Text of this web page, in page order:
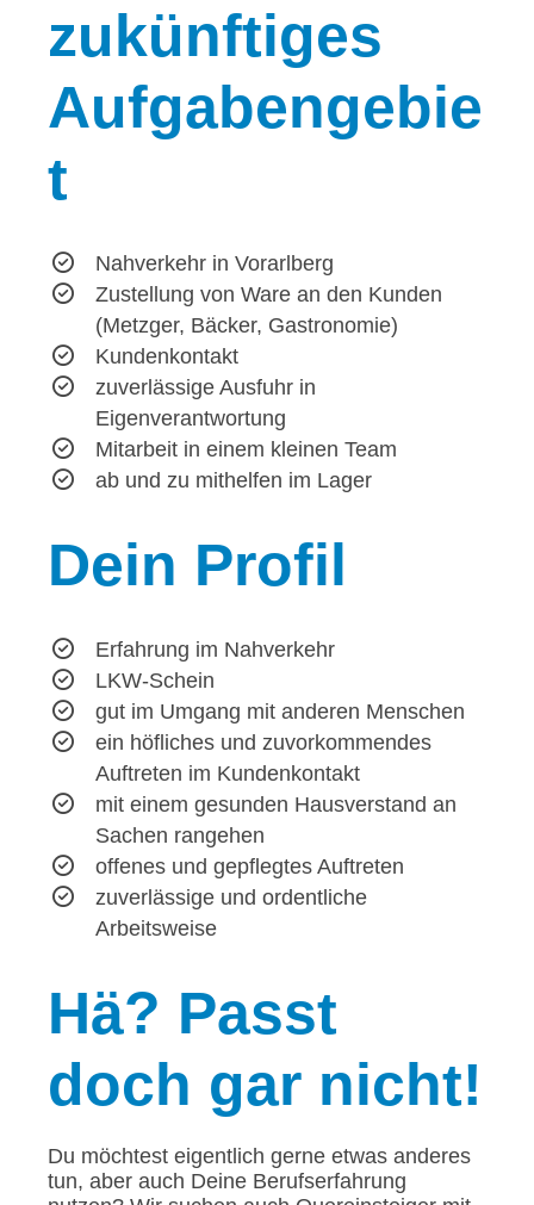
zukünftiges
Aufgabengebie
t
Nahverkehr in Vorarlberg
Zustellung von Ware an den Kunden
(Metzger, Bäcker, Gastronomie)
Kundenkontakt
zuverlässige Ausfuhr in
Eigenverantwortung
Mitarbeit in einem kleinen Team
ab und zu mithelfen im Lager
Dein Profil
Erfahrung im Nahverkehr
LKW-Schein
gut im Umgang mit anderen Menschen
ein höfliches und zuvorkommendes
Auftreten im Kundenkontakt
mit einem gesunden Hausverstand an
Sachen rangehen
offenes und gepflegtes Auftreten
zuverlässige und ordentliche
Arbeitsweise
Hä? Passt
doch gar nicht!
Du möchtest eigentlich gerne etwas anderes
tun, aber auch Deine Berufserfahrung